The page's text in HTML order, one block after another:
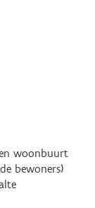
woonbuurt
bewoners)